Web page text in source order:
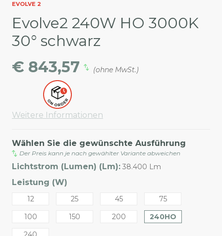
EVOLVE 2
Evolve2 240W HO 3000K
30° schwarz
€ 843,57
(ohne MwSt.)
Weitere Informationen
Wählen Sie die gewünschte Ausführung
Der Preis kann je nach gewählter Variante abweichen
Lichtstrom (Lumen) (Lm): 38.400 Lm
Leistung (W)
12 25 45
75
100
150 200
240HO